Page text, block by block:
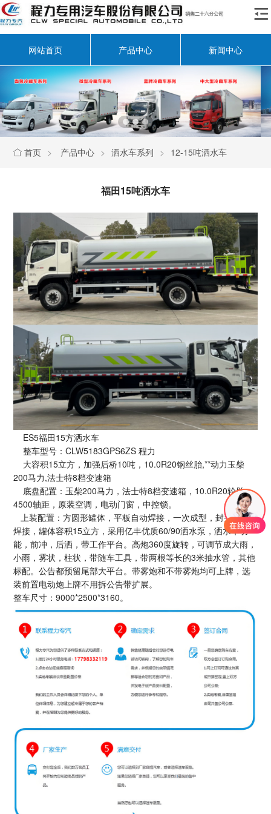

网站首页 产品中心 新闻中心
 首页 > 产品中心 > 洒水车系列 > 12-15吨洒水车
福田15吨洒水车
ES5福田15方洒水车
整车型号：CLW5183GPS6ZS 程力
大容积15立方，加强后桥10吨，10.0R20钢丝胎,**动力玉柴
200马力,法士特8档变速箱
底盘配置：玉柴200马力，法士特8档变速箱，10.0R20轮胎，
4500轴距，原装空调，电动门窗，中控锁。
上装配置：方圆形罐体，平板自动焊接，一次成型，封头自动
焊接，罐体容积15立方，采用亿丰优质60/90洒水泵，洒水车功
能，前冲，后洒，带工作平台。高炮360度旋转，可调节成大雨，
小雨，雾状，柱状，带随车工具，带两根等长的3米抽水管，其他
标配。公告都预留尾部大平台。带雾炮和不带雾炮均可上牌，选
装前置电动炮上牌不用拆公告带扩展。
整车尺寸：9000*2500*3160。